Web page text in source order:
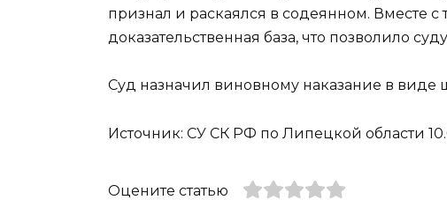
признал и раскаялся в содеянном. Вместе с
доказательственная база, что позволило
Суд назначил виновному наказание в виде
Источник: СУ СК РФ по Липецкой области
Оцените статью